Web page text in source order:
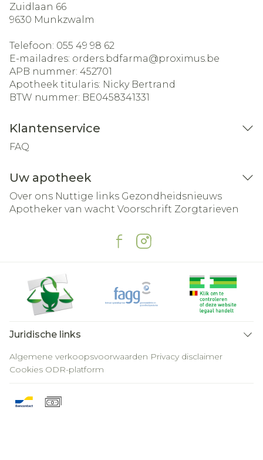
Zuidlaan 66
9630 Munkzwalm
Telefoon: 055 49 98 62
E-mailadres: orders.bdfarma@proximus.be
APB nummer: 452701
Apotheek titularis: Nicky Bertrand
BTW nummer: BE0458341331
Klantenservice
FAQ
Uw apotheek
Over ons Nuttige links Gezondheidsnieuws
Apotheker van wacht Voorschrift Zorgtarieven
Juridische links
Algemene verkoopsvoorwaarden Privacy disclaimer
Cookies ODR-platform